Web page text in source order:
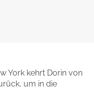
York kehrt Dorin von
um in die